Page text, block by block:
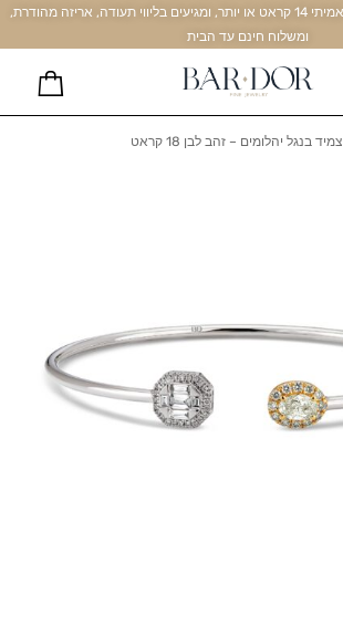
כל התכשיטים עשויים זהב אמיתי 14 קראט או יותר, ומגיעים בליווי תעודה, אריזה מהודרת,
ומשלוח חינם עד הבית
צמיד בנגל יהלומים – זהב לבן 18 קראט